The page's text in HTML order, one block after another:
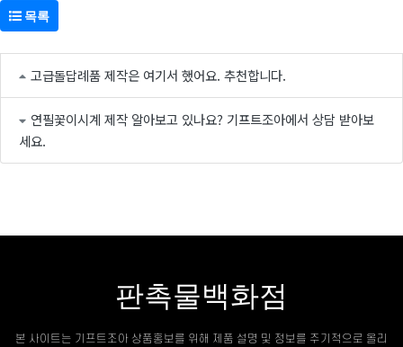
목록
고급돌답례품 제작은 여기서 했어요. 추천합니다.
연필꽃이시계 제작 알아보고 있나요? 기프트조아에서 상담 받아보
세요.
판촉물백화점
본 사이트는 기프트조아 상품홍보를 위해 제품 설명 및 정보를 주기적으로 올리